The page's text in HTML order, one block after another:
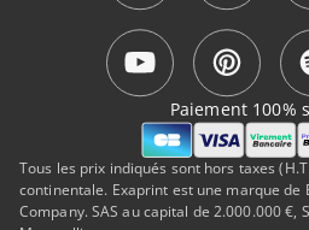
Tous les prix indiqués sont hors taxes
continentale. Exaprint est une marque de
Company. SAS au capital de 2.000.000 €,
Paiement 100%